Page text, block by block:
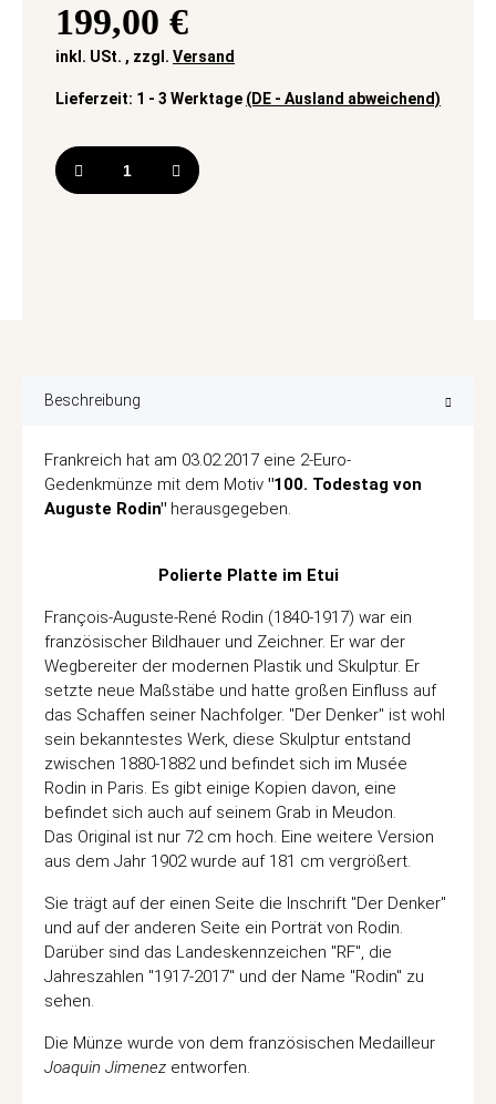
199,00 €
inkl. USt. , zzgl. Versand
Lieferzeit: 1 - 3 Werktage (DE - Ausland abweichend)
Beschreibung
Frankreich hat am 03.02.2017 eine 2-Euro-
Gedenkmünze mit dem Motiv "100. Todestag von
Auguste Rodin" herausgegeben.
Polierte Platte im Etui
François-Auguste-René Rodin (1840-1917) war ein
französischer Bildhauer und Zeichner. Er war der
Wegbereiter der modernen Plastik und Skulptur. Er
setzte neue Maßstäbe und hatte großen Einfluss auf
das Schaffen seiner Nachfolger. "Der Denker" ist wohl
sein bekanntestes Werk, diese Skulptur entstand
zwischen 1880-1882 und befindet sich im Musée
Rodin in Paris. Es gibt einige Kopien davon, eine
befindet sich auch auf seinem Grab in Meudon.
Das Original ist nur 72 cm hoch. Eine weitere Version
aus dem Jahr 1902 wurde auf 181 cm vergrößert.
Sie trägt auf der einen Seite die Inschrift "Der Denker"
und auf der anderen Seite ein Porträt von Rodin.
Darüber sind das Landeskennzeichen "RF", die
Jahreszahlen "1917-2017" und der Name "Rodin" zu
sehen.
Die Münze wurde von dem französischen Medailleur
Joaquin Jimenez entworfen.